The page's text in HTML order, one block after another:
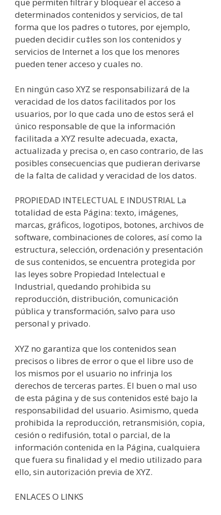
determinados contenidos y servicios, de tal
forma que los padres o tutores, por ejemplo,
pueden decidir cu‡les son los contenidos y
servicios de Internet a los que los menores
pueden tener acceso y cuales no.
En ningún caso XYZ se responsabilizará de la
veracidad de los datos facilitados por los
usuarios, por lo que cada uno de estos será el
único responsable de que la información
facilitada a XYZ resulte adecuada, exacta,
actualizada y precisa o, en caso contrario, de las
posibles consecuencias que pudieran derivarse
de la falta de calidad y veracidad de los datos.
PROPIEDAD INTELECTUAL E INDUSTRIAL La
totalidad de esta Página: texto, imágenes,
marcas, gráficos, logotipos, botones, archivos de
software, combinaciones de colores, así como la
estructura, selección, ordenación y presentación
de sus contenidos, se encuentra protegida por
las leyes sobre Propiedad Intelectual e
Industrial, quedando prohibida su
reproducción, distribución, comunicación
pública y transformación, salvo para uso
personal y privado.
XYZ no garantiza que los contenidos sean
precisos o libres de error o que el libre uso de
los mismos por el usuario no infrinja los
derechos de terceras partes. El buen o mal uso
de esta página y de sus contenidos esté bajo la
responsabilidad del usuario. Asimismo, queda
prohibida la reproducción, retransmisión, copia,
cesión o redifusión, total o parcial, de la
información contenida en la Página, cualquiera
que fuera su finalidad y el medio utilizado para
ello, sin autorización previa de XYZ.
ENLACES O LINKS